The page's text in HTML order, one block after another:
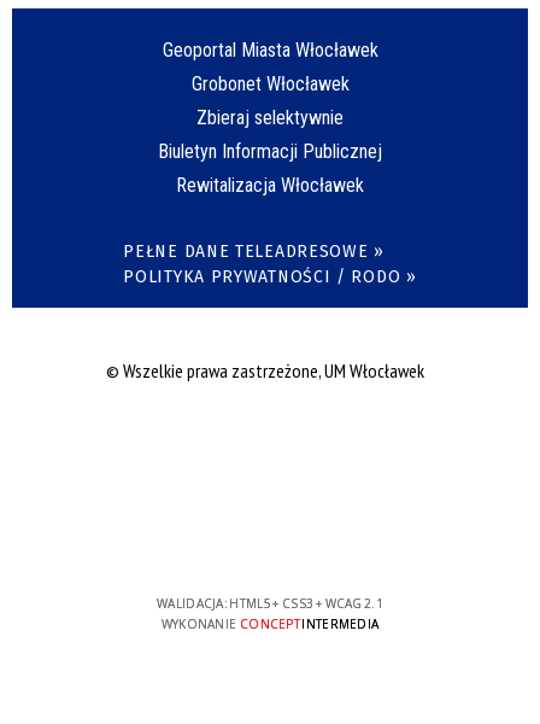
Geoportal Miasta Włocławek
Grobonet Włocławek
Zbieraj selektywnie
Biuletyn Informacji Publicznej
Rewitalizacja Włocławek
PEŁNE DANE TELEADRESOWE »
POLITYKA PRYWATNOŚCI / RODO »
© Wszelkie prawa zastrzeżone, UM Włocławek
WALIDACJA: HTML5+ CSS3 + WCAG 2.1
WYKONANIE CONCEPTINTERMEDIA